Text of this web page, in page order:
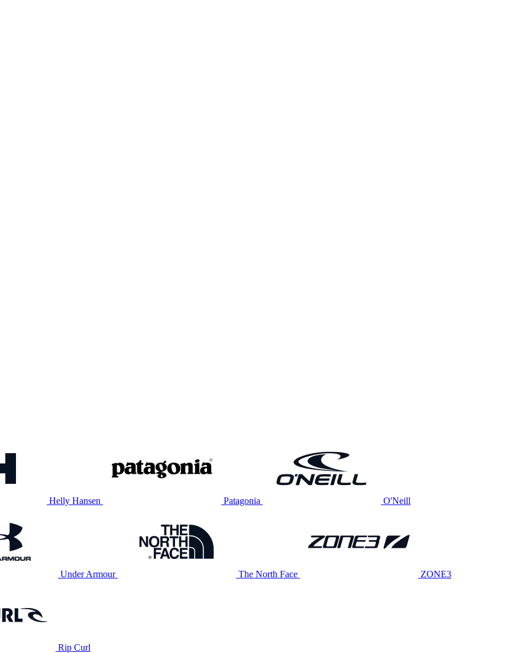
Helly Hansen Patagonia O'Neill
Under Armour The North Face ZONE3
Rip Curl